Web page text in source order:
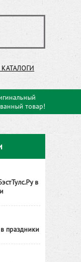
КАТАЛОГИ
товар!
в
праздники